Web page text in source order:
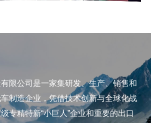
限公司是一家集研发、生产、销售和
制造企业，凭借技术创新与全球化战
专精特新“小巨人”企业和重要的出口